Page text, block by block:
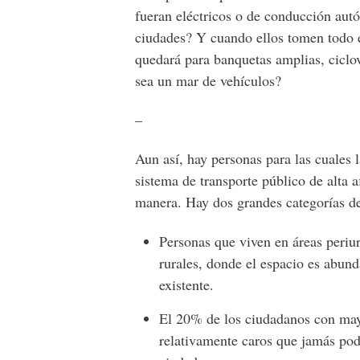
fueran eléctricos o de conducción
ciudades? Y cuando ellos tomen
quedará para banquetas amplias,
sea un mar de vehículos?
–
Aun así, hay personas para las
sistema de transporte público de alta
manera. Hay dos grandes categorías
Personas que viven en áreas
rurales, donde el espacio es
existente.
El 20% de los ciudadanos con
relativamente caros que jamás